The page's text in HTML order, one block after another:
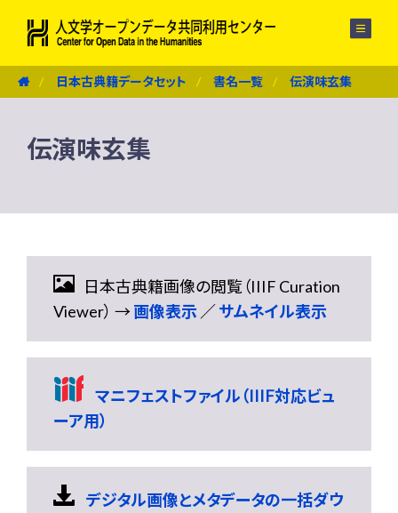
日本古典籍データセット 書名一覧 伝演味玄集
伝演味玄集
日本古典籍画像の閲覧（IIIF Curation
Viewer） →画像表示 ／サムネイル表示
マニフェストファイル（IIIF対応ビュ
ーア用）
デジタル画像とメタデータの一括ダウ